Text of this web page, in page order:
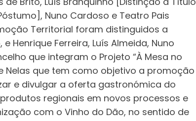
Nuno Cardoso e Teatro Pais
Territorial foram distinguidos a
Henrique Ferreira, Luís Almeida, Nuno
que integram o Projeto “À Mesa no
Nelas que tem como objetivo a promoção
e divulgar a oferta gastronómica do
regionais em novos processos e
com o Vinho do Dão, no sentido de